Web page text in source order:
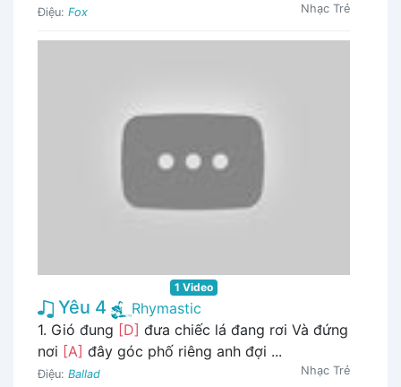
Điệu: Fox Nhạc Trẻ
1 Video
Yêu 4
Rhymastic
1. Gió đung [D] đưa chiếc lá đang rơi Và đứng
nơi [A] đây góc phố riêng anh đợi ...
Điệu: Ballad Nhạc Trẻ